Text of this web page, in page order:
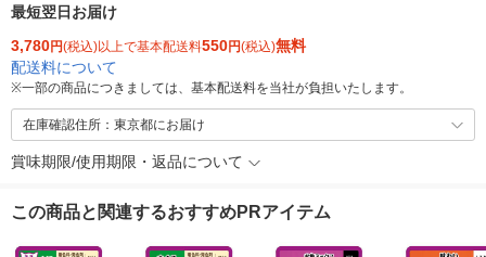
最短翌日お届け
3,780円(税込)以上で基本配送料550円(税込)無料
配送料について
※一部の商品につきましては、基本配送料を当社が負担いたします。
在庫確認住所：東京都にお届け
賞味期限/使用期限・返品について
この商品と関連するおすすめPRアイテム